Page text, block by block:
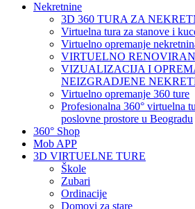
Nekretnine
3D 360 TURA ZA
Virtuelna tura za stanove i
Virtuelno opremanje
VIRTUELNO
VIZUALIZACIJA I
NEIZGRADJENE
Virtuelno opremanje 360 ture
Profesionalna 360° virtuelna
poslovne prostore u Beogradu
360° Shop
Mob APP
3D VIRTUELNE TURE
Škole
Zubari
Ordinacije
Domovi za stare